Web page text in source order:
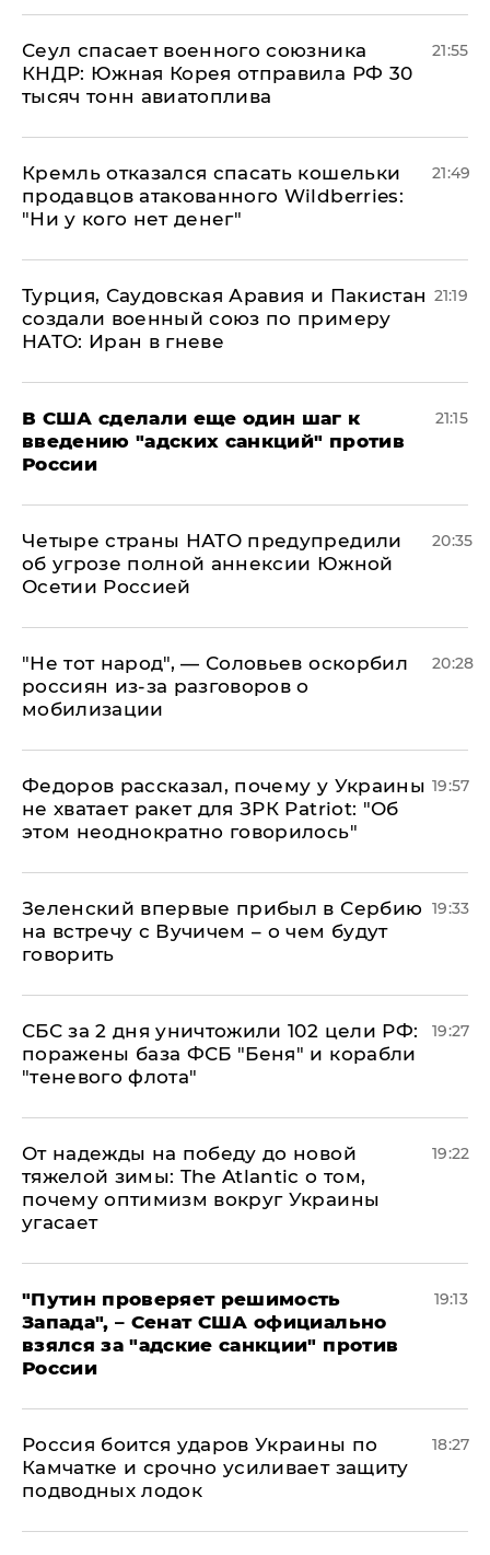
​Сеул спасает военного союзника
КНДР: Южная Корея отправила РФ 30
тысяч тонн авиатоплива
21:55
Кремль отказался спасать кошельки
продавцов атакованного Wildberries:
"Ни у кого нет денег"
21:49
Турция, Саудовская Аравия и Пакистан
создали военный союз по примеру
НАТО: Иран в гневе
21:19
В США сделали еще один шаг к
введению "адских санкций" против
России
21:15
Четыре страны НАТО предупредили
об угрозе полной аннексии Южной
Осетии Россией
20:35
​"Не тот народ", — Соловьев оскорбил
россиян из-за разговоров о
мобилизации
20:28
Федоров рассказал, почему у Украины
не хватает ракет для ЗРК Patriot: "Об
этом неоднократно говорилось"
19:57
Зеленский впервые прибыл в Сербию
на встречу с Вучичем – о чем будут
говорить
19:33
СБС за 2 дня уничтожили 102 цели РФ:
поражены база ФСБ "Беня" и корабли
"теневого флота"
19:27
От надежды на победу до новой
тяжелой зимы: The Atlantic о том,
почему оптимизм вокруг Украины
угасает
19:22
"Путин проверяет решимость
Запада", – Сенат США официально
взялся за "адские санкции" против
России
19:13
Россия боится ударов Украины по
Камчатке и срочно усиливает защиту
подводных лодок
18:27